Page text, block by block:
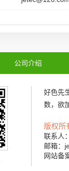
公司介绍
好色先
数，欲
版权所
联系人
邮箱：
网站备